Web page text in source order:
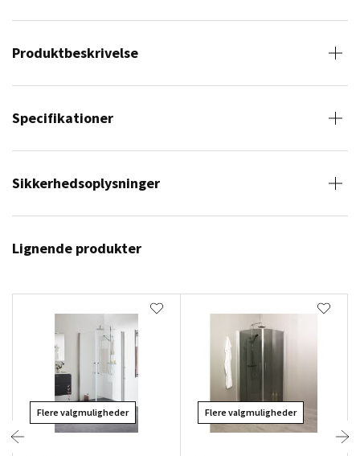
Produktbeskrivelse
Specifikationer
Sikkerhedsoplysninger
Lignende produkter
Flere valgmuligheder Flere valgmuligheder